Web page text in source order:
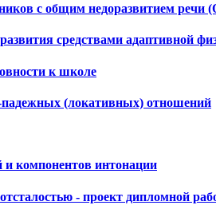
с общим недоразвитием речи
средствами адаптивной
к школе
падежных (локативных) отношений
и компонентов интонации
- проект дипломной